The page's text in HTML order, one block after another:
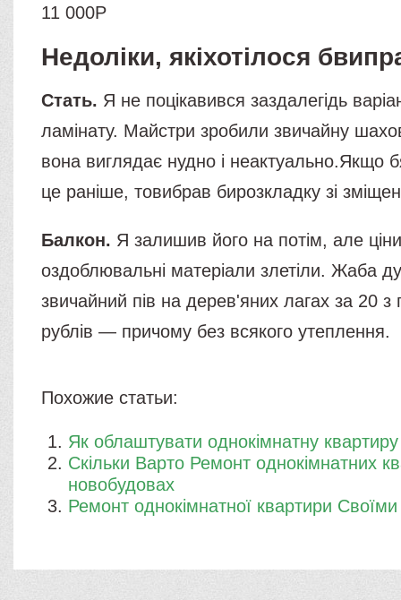
11 000Р
Недоліки, якіхотілося
Стать. Я не поцікавився заздалегідь
ламінату. Майстри зробили звичайну
вона виглядає нудно і неактуально.Якщо
це раніше, товибрав бирозкладку зі
Балкон. Я залишив його на потім, але
оздоблювальні матеріали злетіли. Жаба
звичайний пів на дерев'яних лагах за 20 з
рублів — причому без всякого утеплення.
Похожие статьи:
Як облаштувати однокімнатну
Скільки Варто Ремонт однокімнатних
новобудовах
Ремонт однокімнатної квартири